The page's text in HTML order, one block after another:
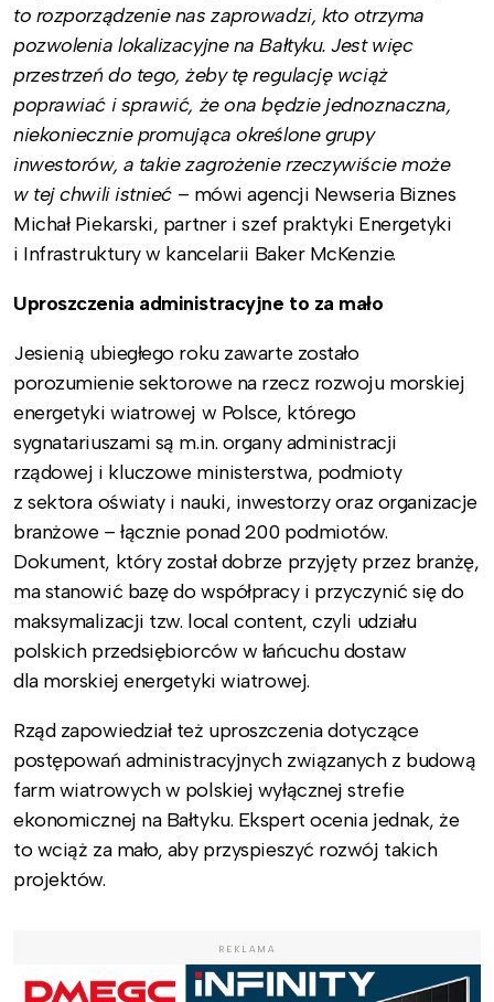
to rozporządzenie nas zaprowadzi, kto otrzyma
pozwolenia lokalizacyjne na Bałtyku. Jest więc
przestrzeń do tego, żeby tę regulację wciąż
poprawiać i sprawić, że ona będzie jednoznaczna,
niekoniecznie promująca określone grupy
inwestorów, a takie zagrożenie rzeczywiście może
w tej chwili istnieć – mówi agencji Newseria Biznes
Michał Piekarski, partner i szef praktyki Energetyki
i Infrastruktury w kancelarii Baker McKenzie.
Uproszczenia administracyjne to za mało
Jesienią ubiegłego roku zawarte zostało
porozumienie sektorowe na rzecz rozwoju morskiej
energetyki wiatrowej w Polsce, którego
sygnatariuszami są m.in. organy administracji
rządowej i kluczowe ministerstwa, podmioty
z sektora oświaty i nauki, inwestorzy oraz organizacje
branżowe – łącznie ponad 200 podmiotów.
Dokument, który został dobrze przyjęty przez branżę,
ma stanowić bazę do współpracy i przyczynić się do
maksymalizacji tzw. local content, czyli udziału
polskich przedsiębiorców w łańcuchu dostaw
dla morskiej energetyki wiatrowej.
Rząd zapowiedział też uproszczenia dotyczące
postępowań administracyjnych związanych z budową
farm wiatrowych w polskiej wyłącznej strefie
ekonomicznej na Bałtyku. Ekspert ocenia jednak, że
to wciąż za mało, aby przyspieszyć rozwój takich
projektów.
REKLAMA